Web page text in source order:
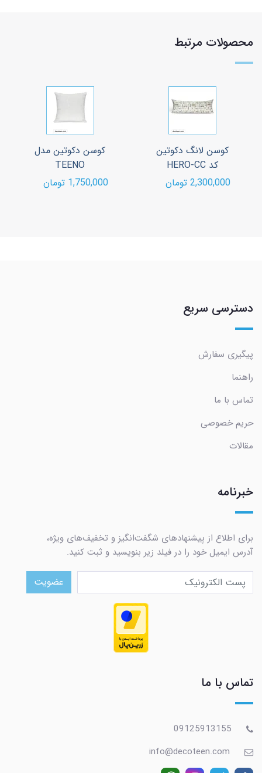
محصولات مرتبط
کوسن لانگ دکوتین
کد HERO-CC
2,300,000 تومان
کوسن دکوتین مدل
TEENO
1,750,000 تومان
دسترسی سریع
پیگیری سفارش
راهنما
تماس با ما
حریم خصوصی
مقالات
خبرنامه
برای اطلاع از پیشنهادهای شگفت‌انگیز و تخفیف‌های ویژه،
آدرس ایمیل خود را در فیلد زیر بنویسید و ثبت کنید.
عضویت
تماس با ما